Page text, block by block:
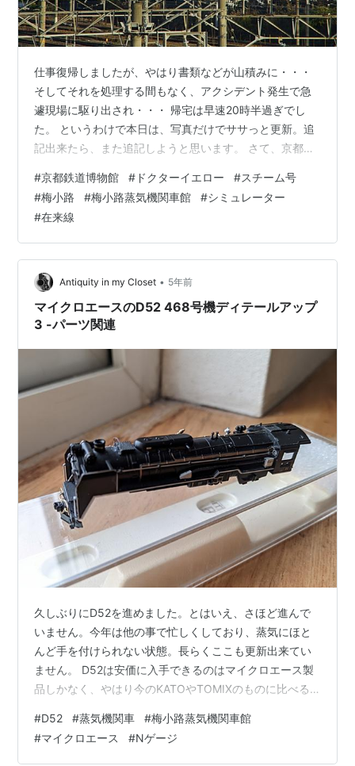
仕事復帰しましたが、やはり書類などが山積みに・・・
そしてそれを処理する間もなく、アクシデント発生で急
遽現場に駆り出され・・・ 帰宅は早速20時半過ぎでし
た。 というわけで本日は、写真だけでササっと更新。追
記出来たら、また追記しようと思います。 さて、京都鉄
開催されていました】 【運転マニュアルがこんなに】
【これは高輪築堤じゃないですかね】 【こういうのが味
があっていいですよね】 【とりあえず地元付近を】 この
あと、休憩を兼ねてレストランへ。 【線路を見渡せる絶
好の位置に】 【こんな風景が見えるのですが】 こんなな
って外を撮影していたら、…
#京都鉄道博物館 # ドクターイエロー #スチーム号
#梅小路 #梅小路蒸気機関車館 #シミュレーター
#在来線
Antiquity in my Closet • 5年前
マイクロエースのD52 468号機ディテールアップ
3 -パーツ関連
久しぶりにD52を進めました。とはいえ、さほど進んで
いません。今年は他の事で忙しくしており、蒸気にほと
んど手を付けられない状態。長らくここも更新出来てい
ません。 D52は安価に入手できるのはマイクロエース製
品しかなく、やはり今のKATOやTOMIXのものに比べる
の熱が今一つ上がらないのも、いま１つ進まないもう一
つの要因。ついつい放置してしまいがちです。 さて、先
#D52 #蒸気機関車 #梅小路蒸気機関車館
#マイクロエース #Nゲージ